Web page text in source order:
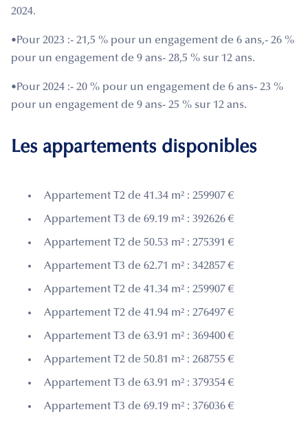
2024.
•Pour 2023 :- 21,5 % pour un engagement de 6 ans,- 26 %
pour un engagement de 9 ans- 28,5 % sur 12 ans.
•Pour 2024 :- 20 % pour un engagement de 6 ans- 23 %
pour un engagement de 9 ans- 25 % sur 12 ans.
Les appartements disponibles
Appartement T2 de 41.34 m² : 259907 €
Appartement T3 de 69.19 m² : 392626 €
Appartement T2 de 50.53 m² : 275391 €
Appartement T3 de 62.71 m² : 342857 €
Appartement T2 de 41.34 m² : 259907 €
Appartement T2 de 41.94 m² : 276497 €
Appartement T3 de 63.91 m² : 369400 €
Appartement T2 de 50.81 m² : 268755 €
Appartement T3 de 63.91 m² : 379354 €
Appartement T3 de 69.19 m² : 376036 €